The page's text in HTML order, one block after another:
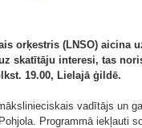
orķestris (LNSO) aicina
skatītāju interesi, tas
19.00, Lielajā ģildē.
vadītājs un
Programmā iekļauti